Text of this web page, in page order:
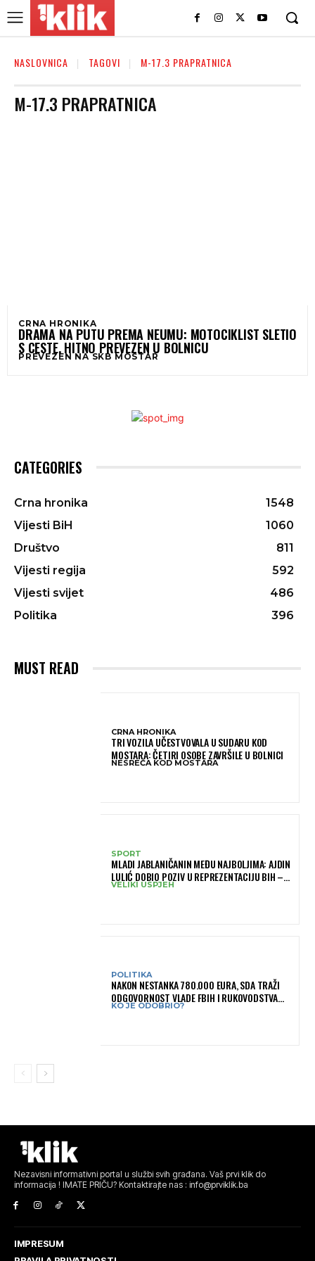
NASLOVNICA TAGOVI M-17.3 PRAPRATNICA
M-17.3 PRAPRATNICA
CRNA HRONIKA
DRAMA NA PUTU PREMA NEUMU: MOTOCIKLIST SLETIO
S CESTE, HITNO PREVEZEN U BOLNICU
PREVEZEN NA SKB MOSTAR
CATEGORIES
Crna hronika
1548
Vijesti BiH
1060
Društvo
811
Vijesti regija
592
Vijesti svijet
486
Politika
396
MUST READ
CRNA HRONIKA
TRI VOZILA UČESTVOVALA U SUDARU KOD
MOSTARA: ČETIRI OSOBE ZAVRŠILE U BOLNICI
NESREĆA KOD MOSTARA
SPORT
MLADI JABLANIČANIN MEĐU NAJBOLJIMA: AJDIN
LULIĆ DOBIO POZIV U REPREZENTACIJU BIH –
BRANIT ĆE BOJE BIH NA SLOVENIA BALL
VELIKI USPJEH
POLITIKA
NAKON NESTANKA 780.000 EURA, SDA TRAŽI
ODGOVORNOST VLADE FBIH I RUKOVODSTVA
IGMANA
KO JE ODOBRIO?
Nezavisni informativni portal u službi svih građana. Vaš prvi klik do
informacija ! IMATE PRIČU? Kontaktirajte nas : info@prviklik.ba
IMPRESUM